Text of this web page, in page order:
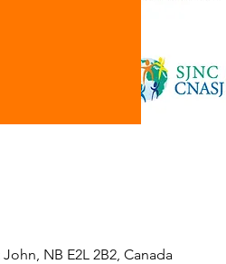
NB E2L 2B2, Canada